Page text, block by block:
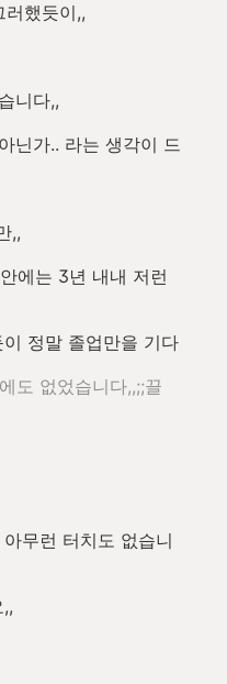
러했듯이,,
니다,,
닌가.. 라는 생각이 드
,,
에는 3년 내내 저런
정말 졸업만을 기다
도 없었습니다,,;;끌
무런 터치도 없습니